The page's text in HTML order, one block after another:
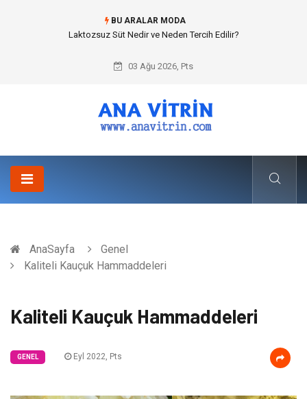
BU ARALAR MODA
Laktozsuz Süt Nedir ve Neden Tercih Edilir?
03 Ağu 2026, Pts
AnaSayfa
Genel
Kaliteli Kauçuk Hammaddeleri
Kaliteli Kauçuk Hammaddeleri
GENEL Eyl 2022, Pts